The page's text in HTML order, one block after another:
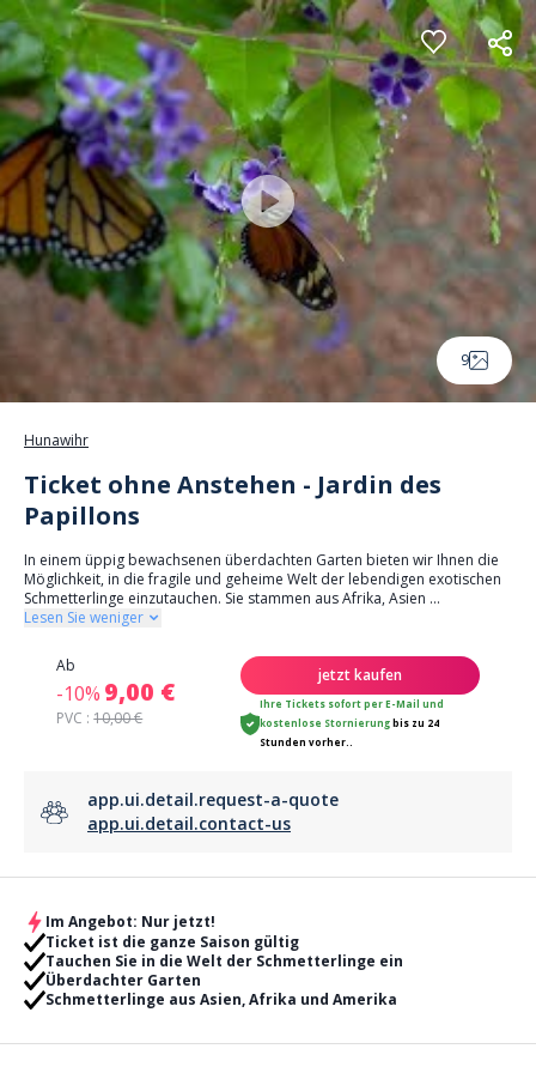
Cookie-Einstellungen
9
Hunawihr
Ticket ohne Anstehen - Jardin des
Papillons
In einem üppig bewachsenen überdachten Garten bieten wir Ihnen die
Möglichkeit, in die fragile und geheime Welt der lebendigen exotischen
Schmetterlinge einzutauchen. Sie stammen aus Afrika, Asien ...
Lesen Sie weniger
Ab
-10% 9,00 €
PVC :10,00 €
jetzt kaufen
Ihre Tickets sofort per E-Mail und
kostenlose Stornierung bis zu 24
Stunden vorher..
app.ui.detail.request-a-quote
app.ui.detail.contact-us
Im Angebot: Nur jetzt!
Ticket ist die ganze Saison gültig
Tauchen Sie in die Welt der Schmetterlinge ein
Überdachter Garten
Schmetterlinge aus Asien, Afrika und Amerika